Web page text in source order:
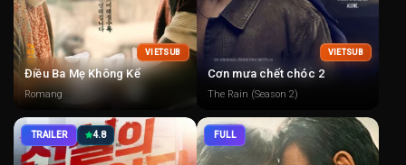
VIETSUB
Điều Ba Mẹ Không Kể
Romang
VIETSUB
Cơn mưa chết chóc 2
The Rain (Season 2)
TRAILER 4.8 FULL